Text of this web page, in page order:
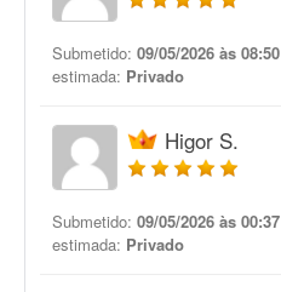
Submetido: 09/05/2026 às 08:50
estimada: Privado
Higor S.
Submetido: 09/05/2026 às 00:37
estimada: Privado